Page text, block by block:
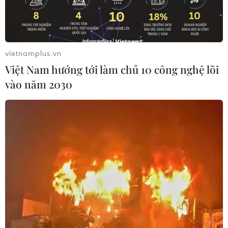
Thủ tướng Phạm Minh Chính cùng các lãnh đạo ASEAN chụp
ảnh chung. (Ảnh: Dương Giang-TTXVN)
Tư lệnh Lực lượng Phòng vệ Indonesia (TNI),
Đô đốc Yudo Margono tuyên bố rằng Hội nghị
Cấp cao ASEAN lần thứ 42 tại Labuan Bajo, Tây
Manggarai, Đông Nusa Tenggara, đã được tổ
vietnamplus.vn
Việt Nam hướng tới làm chủ 10 công nghệ lõi
vào năm 2030